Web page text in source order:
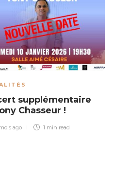
supplémentaire
Chasseur !
ago 1 min read